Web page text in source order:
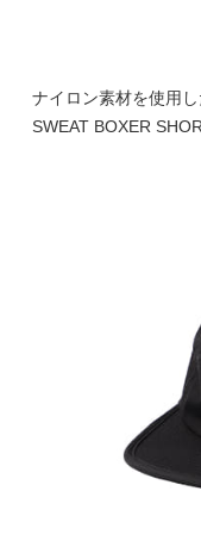
ナイロン素材を使用
SWEAT BOXER